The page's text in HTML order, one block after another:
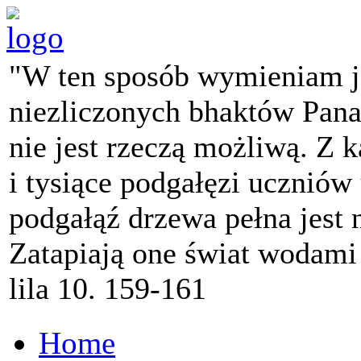
"W ten sposób wymieniam
niezliczonych bhaktów
nie jest rzeczą możliwą. Z
i tysiące podgałęzi
podgałąź drzewa pełna
Zatapiają one świat
lila 10. 159-161
Home